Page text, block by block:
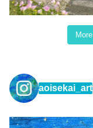
More
aoisekai_art